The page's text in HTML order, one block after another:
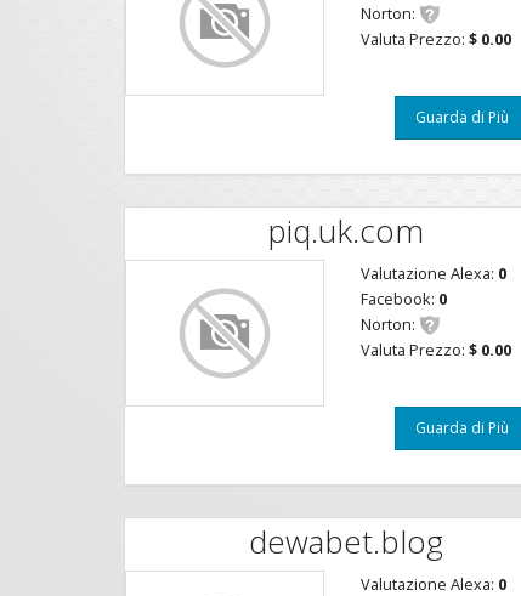
Norton:
Valuta Prezzo: $ 0.00
Guarda di Più
piq.uk.com
Valutazione Alexa: 0
Facebook: 0
Norton:
Valuta Prezzo: $ 0.00
Guarda di Più
dewabet.blog
Valutazione Alexa: 0